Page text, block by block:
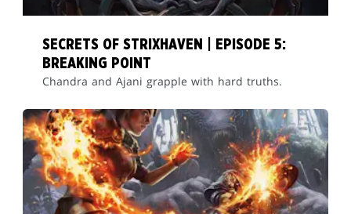
SECRETS OF STRIXHAVEN | EPISODE 5:
BREAKING POINT
Chandra and Ajani grapple with hard truths.